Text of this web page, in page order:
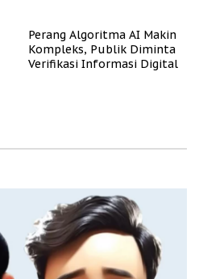
Perang Algoritma AI Makin
Kompleks, Publik Diminta
Verifikasi Informasi Digital